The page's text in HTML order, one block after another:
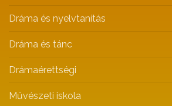
Dráma és nyelvtanítás
Dráma és tánc
Drámaérettségi
Művészeti iskola